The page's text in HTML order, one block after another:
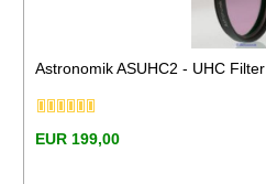
Astronomik ASUHC2 - UHC
EUR 199,00